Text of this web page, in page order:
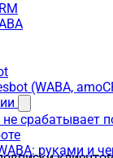
(WABA,
срабатывает
руками и